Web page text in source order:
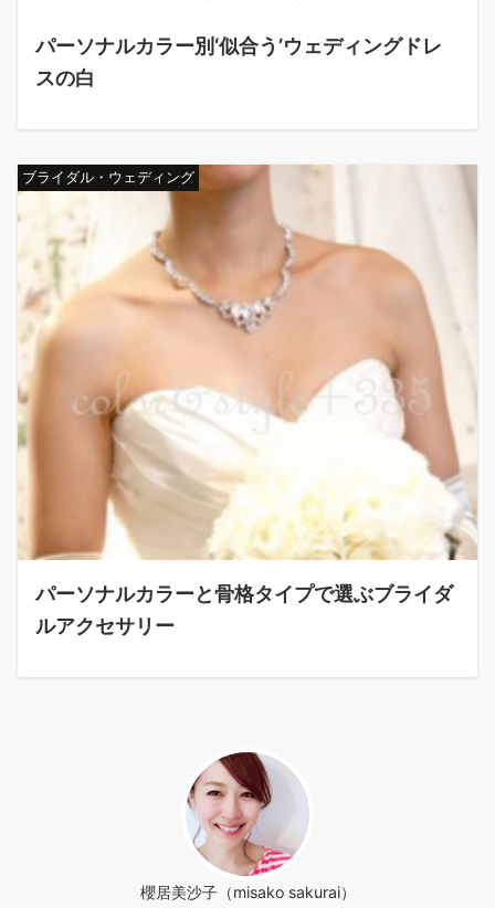
パーソナルカラー別‘似合う’ウェディングドレ
スの白
ブライダル・ウェディング
パーソナルカラーと骨格タイプで選ぶブライダ
ルアクセサリー
櫻居美沙子（misako sakurai）